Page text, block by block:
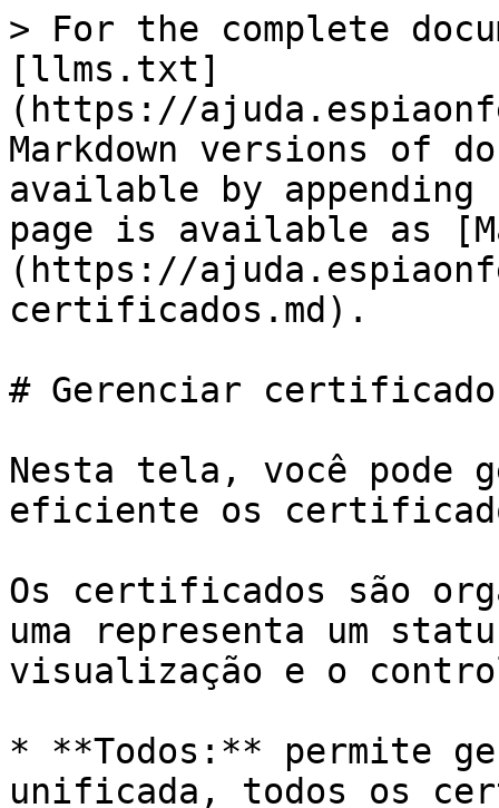
> For the complete
[llms.txt]
(https://
Markdown versions of
available by
page is available as
(https://
certificados.md).
# Gerenciar
Nesta tela, você pode
eficiente os
Os certificados são
uma representa um
visualização e o
* **Todos:** permite
unificada, todos os